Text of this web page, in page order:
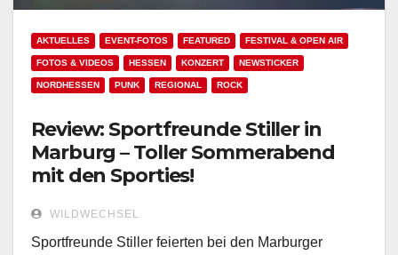
AKTUELLES EVENT-FOTOS FEATURED FESTIVAL & OPEN AIR
FOTOS & VIDEOS HESSEN KONZERT NEWSTICKER
NORDHESSEN PUNK REGIONAL ROCK
Review: Sportfreunde Stiller in
Marburg – Toller Sommerabend
mit den Sporties!
WILDWECHSEL
Sportfreunde Stiller feierten bei den Marburger